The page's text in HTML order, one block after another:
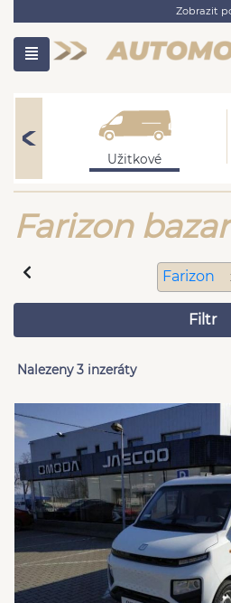
Zobrazit
Užitkové
Farizon
Farizon
Filtr
Nalezeny 3 inzeráty